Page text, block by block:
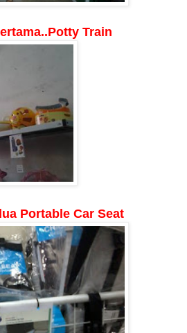
Train
Portable Car Seat